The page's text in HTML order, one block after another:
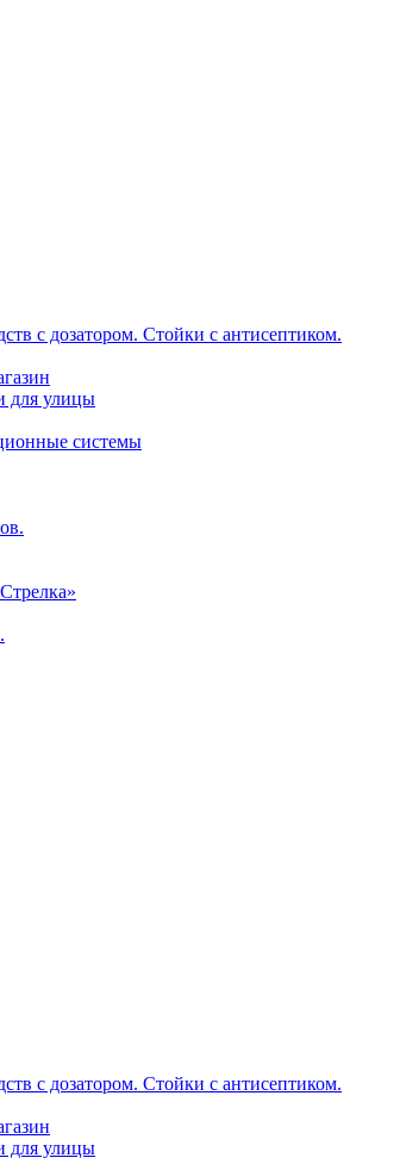
с дозатором. Стойки с антисептиком.
для улицы
системы
с дозатором. Стойки с антисептиком.
для улицы